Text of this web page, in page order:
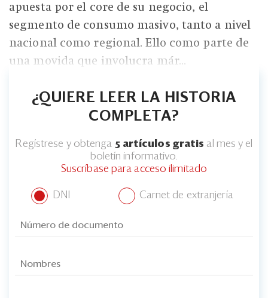
apuesta por el core de su negocio, el
segmento de consumo masivo, tanto a nivel
nacional como regional. Ello como parte de
una movida que involucra már...
¿QUIERE LEER LA HISTORIA
COMPLETA?
Regístrese y obtenga 5 artículos gratis al mes y el
boletín informativo.
Suscríbase para acceso ilimitado
DNI Carnet de extranjería